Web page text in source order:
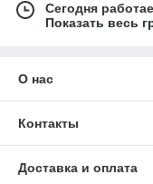
Сегодня
Показать весь
О нас
Контакты
Доставка и оплата